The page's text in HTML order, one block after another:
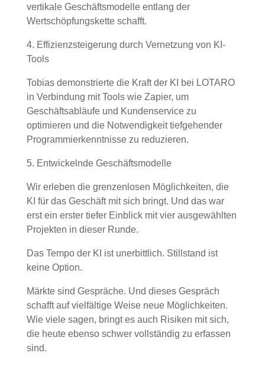
vertikale Geschäftsmodelle entlang der
Wertschöpfungskette schafft.
4. Effizienzsteigerung durch Vernetzung von KI-
Tools
Tobias demonstrierte die Kraft der KI bei LOTARO
in Verbindung mit Tools wie Zapier, um
Geschäftsabläufe und Kundenservice zu
optimieren und die Notwendigkeit tiefgehender
Programmierkenntnisse zu reduzieren.
5. Entwickelnde Geschäftsmodelle
Wir erleben die grenzenlosen Möglichkeiten, die
KI für das Geschäft mit sich bringt. Und das war
erst ein erster tiefer Einblick mit vier ausgewählten
Projekten in dieser Runde.
Das Tempo der KI ist unerbittlich. Stillstand ist
keine Option.
Märkte sind Gespräche. Und dieses Gespräch
schafft auf vielfältige Weise neue Möglichkeiten.
Wie viele sagen, bringt es auch Risiken mit sich,
die heute ebenso schwer vollständig zu erfassen
sind.